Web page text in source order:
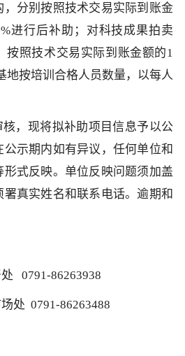
分别按照技术交易实际到账金
进行后补助；对科技成果拍卖
按照技术交易实际到账金额的1
地按培训合格人员数量，以每人
，现将拟补助项目信息予以公
示期内如有异议，任何单位和
式反映。单位反映问题须加盖
真实姓名和联系电话。逾期和
0791-86263938
处 0791-86263488